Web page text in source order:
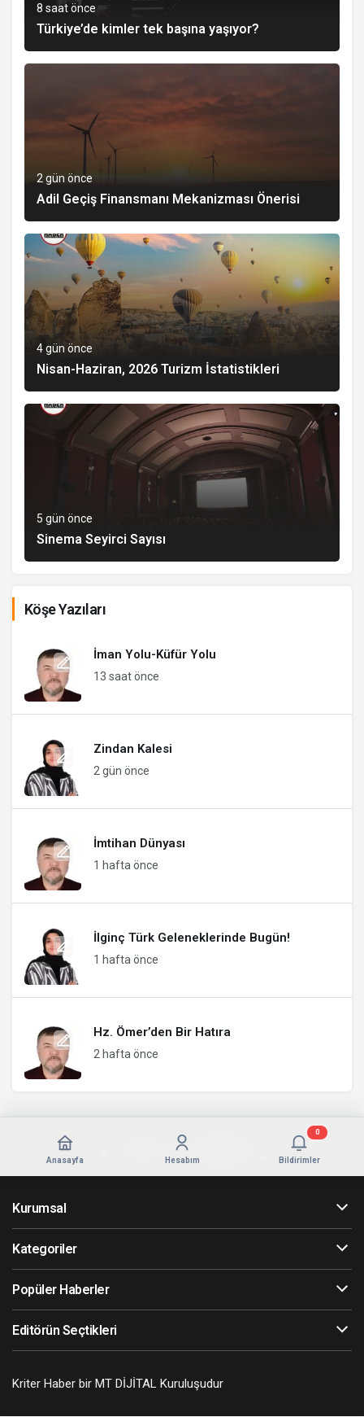
8 saat önce
Türkiye’de kimler tek başına yaşıyor?
2 gün önce
Adil Geçiş Finansmanı Mekanizması Önerisi
4 gün önce
Nisan-Haziran, 2026 Turizm İstatistikleri
5 gün önce
Sinema Seyirci Sayısı
Köşe Yazıları
İman Yolu-Küfür Yolu
13 saat önce
Zindan Kalesi
2 gün önce
İmtihan Dünyası
1 hafta önce
İlginç Türk Geleneklerinde Bugün!
1 hafta önce
Hz. Ömer’den Bir Hatıra
2 hafta önce
Anasayfa Hesabım Bildirimler
0
Kurumsal
Kategoriler
Popüler Haberler
Editörün Seçtikleri
Kriter Haber bir MT DİJİTAL Kuruluşudur